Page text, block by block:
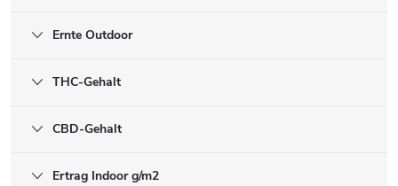
Ernte Outdoor
THC-Gehalt
CBD-Gehalt
Ertrag Indoor g/m2